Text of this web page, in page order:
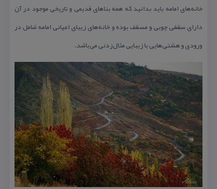
خانه‌های امامه باید بدانید كه همه بناهای قدیمی و تاریخی موجود در آن
دارای سقفی چوبی و مسقف بوده و خانه‌های زیبای اعیانی امامه شامل در
ورودی و هشتی‌هایی با زیبایی مثال‌زدنی می‌باشد.